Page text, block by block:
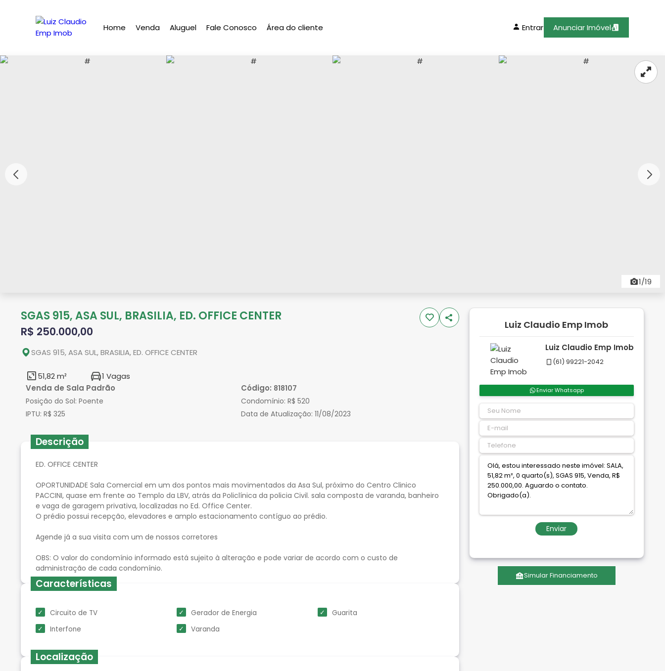
Home Venda Aluguel Fale Conosco Área do cliente Entrar Anunciar Imóvel
1/19
SGAS 915, ASA SUL, BRASILIA, ED. OFFICE CENTER
R$ 250.000,00
SGAS 915, ASA SUL, BRASILIA, ED. OFFICE CENTER
51,82 m²
1 Vagas
Venda de Sala Padrão
Código: 818107
Posição do Sol: Poente Condomínio:R$ 520
IPTU: R$ 325 Data de Atualização:11/08/2023
Descrição
ED. OFFICE CENTER
OPORTUNIDADE Sala Comercial em um dos pontos mais movimentados da Asa Sul, próximo do Centro Clinico
PACCINI, quase em frente ao Templo da LBV, atrás da Policlínica da policia Civil. sala composta de varanda, banheiro
e vaga de garagem privativa, localizadas no Ed. Office Center.
O prédio possui recepção, elevadores e amplo estacionamento contíguo ao prédio.
Agende já a sua visita com um de nossos corretores
OBS: O valor do condomínio informado está sujeito à alteração e pode variar de acordo com o custo de
Características
Circuito de TV Gerador de Energia
Guarita
Interfone
Varanda
Localização
Luiz Claudio Emp Imob
Luiz Claudio Emp Imob
(61) 99221-2042
Enviar Whatsapp
Enviar
Simular Financiamento